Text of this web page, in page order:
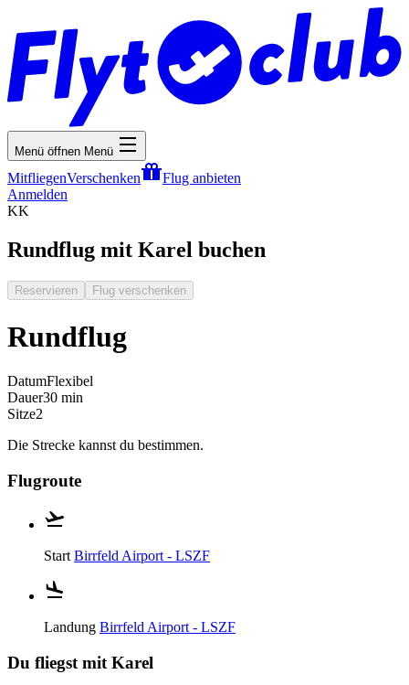
Menü öffnen Menü
MitfliegenVerschenken
Flug anbieten
Anmelden
KK
Rundflug mit Karel buchen
Reservieren Flug verschenken
Rundflug
DatumFlexibel
Dauer30 min
Sitze2
Die Strecke kannst du bestimmen.
Flugroute
Start Birrfeld Airport - LSZF
Landung Birrfeld Airport - LSZF
Du fliegst mit Karel